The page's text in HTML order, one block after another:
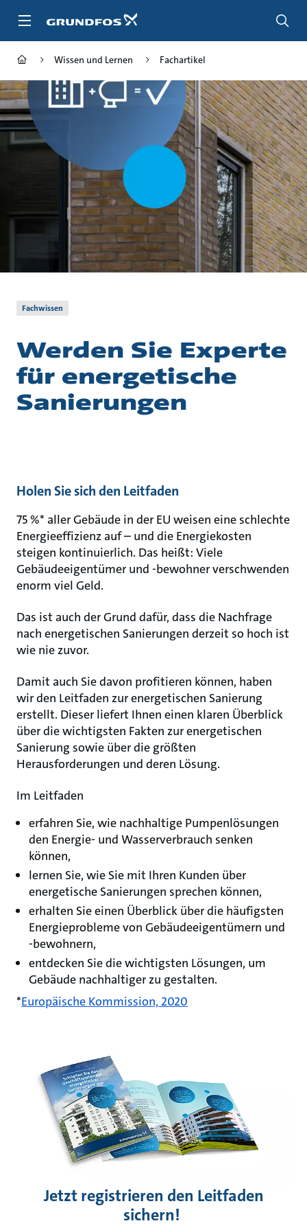
Inhalt
Wissen und Lernen Fachartikel
Fachwissen
Werden Sie Experte
für energetische
Sanierungen
Holen Sie sich den Leitfaden
75 %* aller Gebäude in der EU weisen eine schlechte
Energieeffizienz auf – und die Energiekosten
steigen kontinuierlich. Das heißt: Viele
Gebäudeeigentümer und -bewohner verschwenden
enorm viel Geld.
Das ist auch der Grund dafür, dass die Nachfrage
nach energetischen Sanierungen derzeit so hoch ist
wie nie zuvor.
Damit auch Sie davon profitieren können, haben
wir den Leitfaden zur energetischen Sanierung
erstellt. Dieser liefert Ihnen einen klaren Überblick
über die wichtigsten Fakten zur energetischen
Sanierung sowie über die größten
Herausforderungen und deren Lösung.
Im Leitfaden
erfahren Sie, wie nachhaltige Pumpenlösungen
den Energie- und Wasserverbrauch senken
können,
lernen Sie, wie Sie mit Ihren Kunden über
energetische Sanierungen sprechen können,
erhalten Sie einen Überblick über die häufigsten
Energieprobleme von Gebäudeeigentümern und
-bewohnern,
entdecken Sie die wichtigsten Lösungen, um
Gebäude nachhaltiger zu gestalten.
*Europäische Kommission, 2020
Jetzt registrieren den Leitfaden
sichern!